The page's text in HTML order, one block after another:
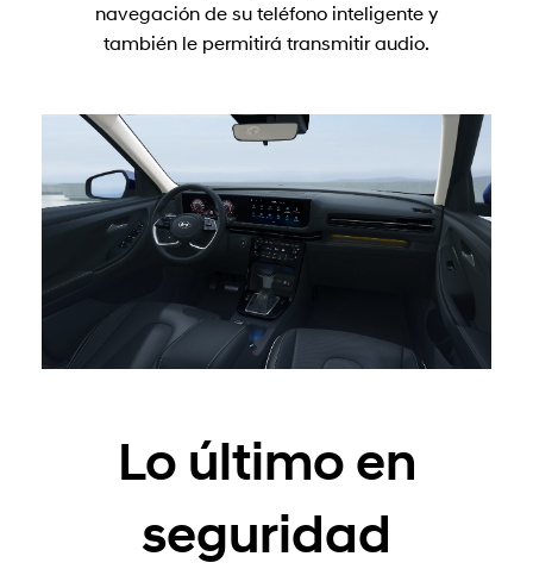
navegación de su teléfono inteligente y
también le permitirá transmitir audio.
Lo último en
seguridad